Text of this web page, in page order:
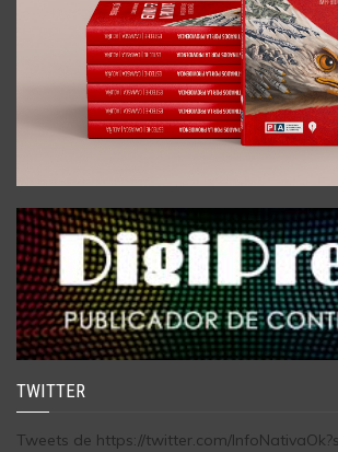
TWITTER
Tweets de https://twitter.com/